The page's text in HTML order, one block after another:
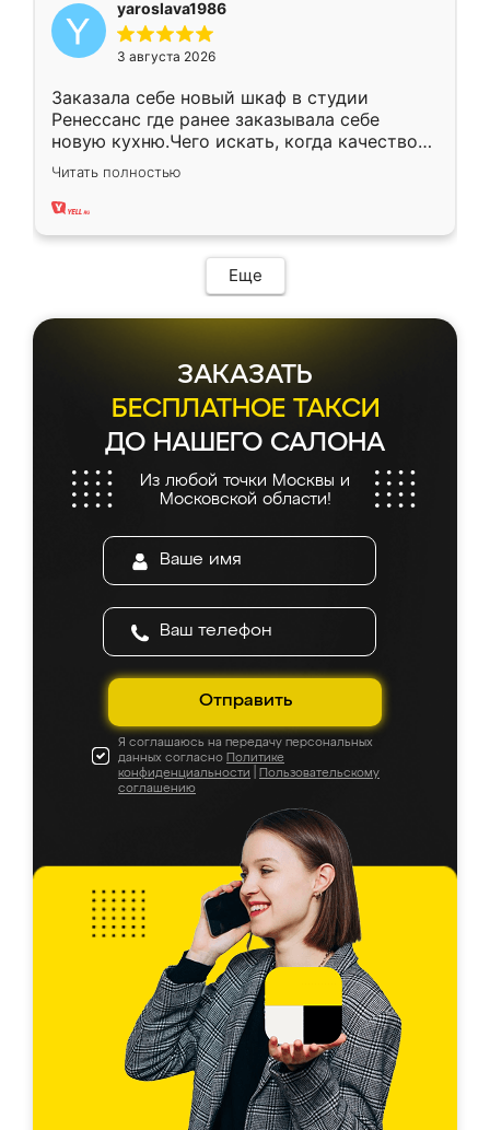
yaroslava1986
3 августа 2026
Заказала себе новый шкаф в студии
Ренессанс где ранее заказывала себе
новую кухню.Чего искать, когда качеством
вполне довольна. Служит кухня уже почти
два года, нареканий нет.
Читать полностью
Еще
ЗАКАЗАТЬ
БЕСПЛАТНОЕ ТАКСИ
ДО НАШЕГО САЛОНА
Из любой точки Москвы и
Московской области!
Отправить
Я соглашаюсь на передачу персональных
данных согласно Политике
конфиденциальности
Пользовательскому
соглашению